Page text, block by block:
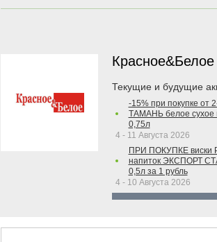
Текущие и будущие
-15% при покупке от
ТАМАНЬ белое сухое
0,75л
4 - 11 Августа 2026
ПРИ ПОКУПКЕ виски
напиток ЭКСПОРТ
0,5л за 1 рубль
4 - 10 Августа 2026